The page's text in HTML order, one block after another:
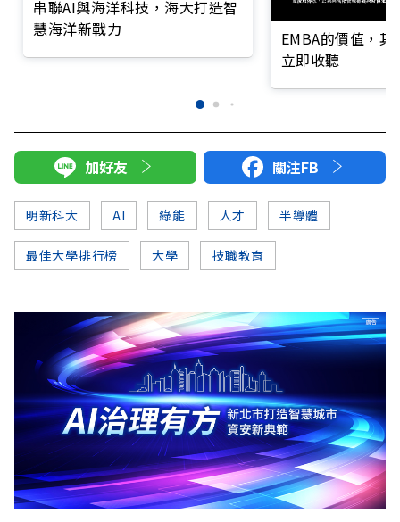
串聯AI與海洋科技，海大打造智
慧海洋新戰力
EMBA的價值，
立即收聽
加好友 關注FB
明新科大 AI 綠能 人才 半導體
最佳大學排行榜 大學 技職教育